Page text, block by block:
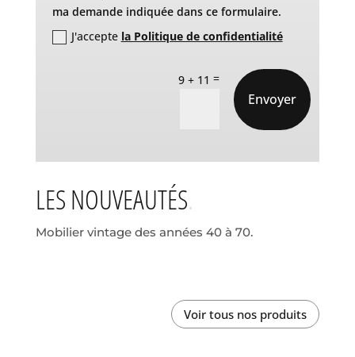
ma demande indiquée dans ce formulaire.
J'accepte la Politique de confidentialité
9 + 11 =
Envoyer
LES NOUVEAUTÉS
Mobilier vintage des années 40 à 70.
Voir tous nos produits